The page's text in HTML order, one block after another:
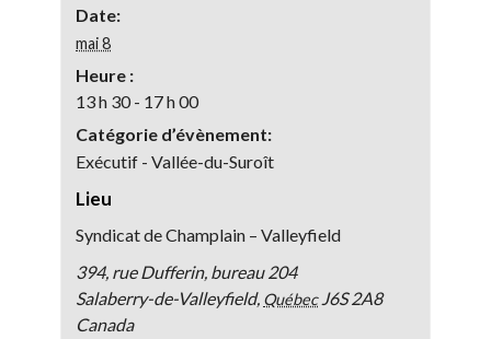
Date:
mai 8
Heure :
13 h 30 - 17 h 00
Catégorie d’évènement:
Exécutif - Vallée-du-Suroît
Lieu
Syndicat de Champlain – Valleyfield
394, rue Dufferin, bureau 204
Salaberry-de-Valleyfield, Québec J6S 2A8
Canada